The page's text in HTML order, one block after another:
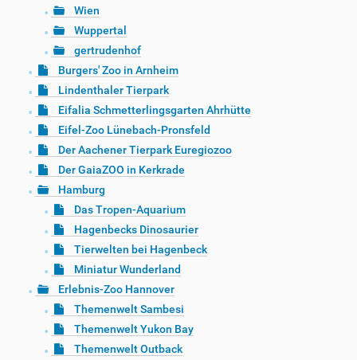
Wien
Wuppertal
gertrudenhof
Burgers' Zoo in Arnheim
Lindenthaler Tierpark
Eifalia Schmetterlingsgarten Ahrhütte
Eifel-Zoo Lünebach-Pronsfeld
Der Aachener Tierpark Euregiozoo
Der GaiaZOO in Kerkrade
Hamburg
Das Tropen-Aquarium
Hagenbecks Dinosaurier
Tierwelten bei Hagenbeck
Miniatur Wunderland
Erlebnis-Zoo Hannover
Themenwelt Sambesi
Themenwelt Yukon Bay
Themenwelt Outback